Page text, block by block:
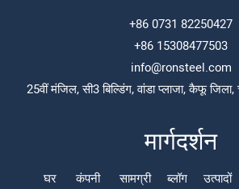
+86 0731 82250427
+86 15308477503
info@ronsteel.com
25वीं मंजिल, सी3 बिल्डिंग, वांडा प्लाजा, कैफू जिला,
मार्गदर्शन
घर कंपनी सामग्री ब्लॉग उत्पादों